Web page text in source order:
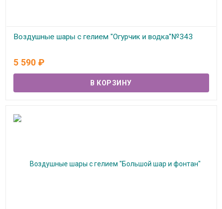
Воздушные шары с гелием "Огурчик и водка"№343
5 590 ₽